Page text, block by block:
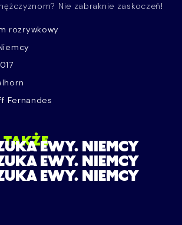
Nie zabraknie zaskoczeń!
rozrywkowy
Fernandes
EWY. NIEMCY
EWY. NIEMCY
EWY. NIEMCY